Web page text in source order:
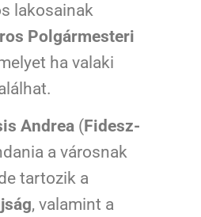
lakosainak
Polgármesteri
ha valaki
Andrea ( Fidesz-
a városnak
tartozik a
, valamint a